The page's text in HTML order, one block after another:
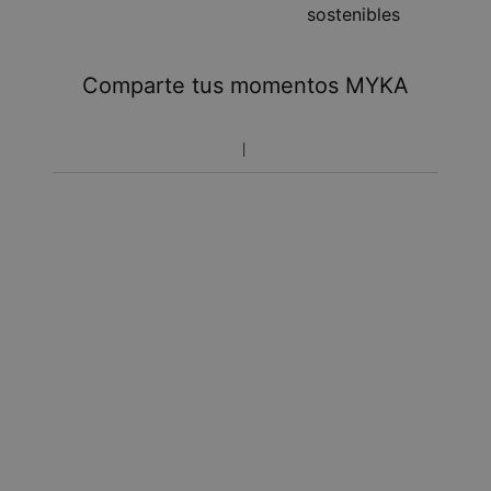
referentes a impuestos y manipulación aduanal.
Toma en cuenta que el tiempo de envío incluye tiempo
sostenibles
Comparte tus momentos MYKA